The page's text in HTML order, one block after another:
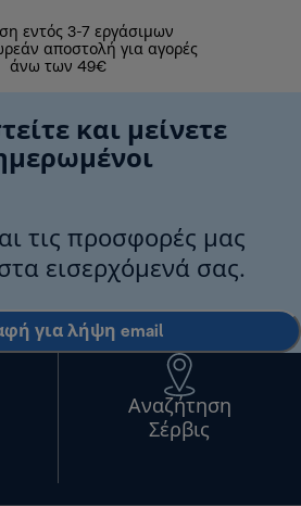
εντός 3-7 εργάσιμων
αποστολή για αγορές
άνω των 49€
και μείνετε
τις προσφορές μας
εισερχόμενά σας.
για λήψη email
Αναζήτηση
Σέρβις